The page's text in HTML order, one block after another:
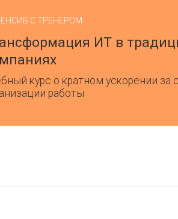
С ТРЕНЕРОМ
ИТ в
курс о кратном ускорении за
работы